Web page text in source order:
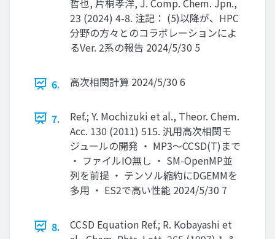
23 (2024) 4-8. 注記： (5)以降が、HPC
分野の方々とのコラボレーションによ
るVer. 2系の報告 2024/5/30 5
6. 高次相関計算 2024/5/30 6
7.
Ref.; Y. Mochizuki et al., Theor. Chem.
Acc. 130 (2011) 515. 汎用高次相関モ
ジュールの開発 ・ MP3～CCSD(T)まで
・ ファイルIO無し ・ SM-OpenMP並
列を前提 ・ テンソル縮約にDGEMMを
多用 ・ ES2で高い性能 2024/5/30 7
8.
CCSD Equation Ref.; R. Kobayashi et